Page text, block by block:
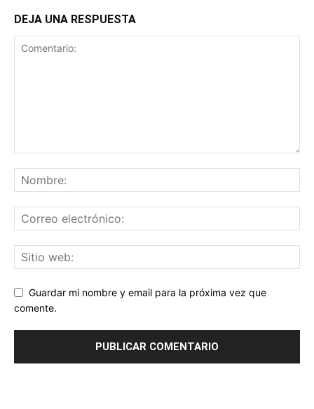
DEJA UNA RESPUESTA
Guardar mi nombre y email para la próxima vez que
comente.